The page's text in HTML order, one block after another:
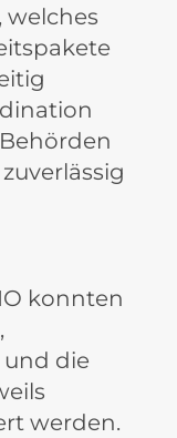
welches
konnten
die
werden.